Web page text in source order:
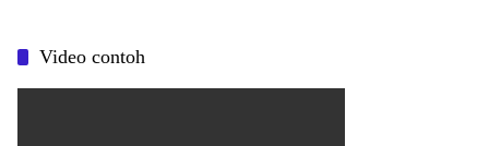
Video contoh